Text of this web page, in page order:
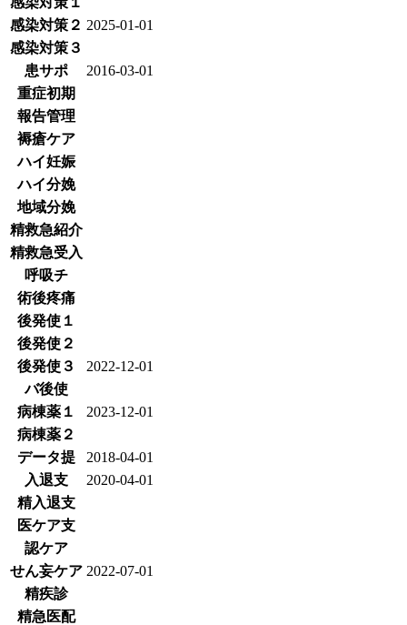
感染対策２ 2025-01-01
感染対策３
患サポ
2016-03-01
重症初期
報告管理
褥瘡ケア
ハイ妊娠
ハイ分娩
地域分娩
精救急紹介
精救急受入
呼吸チ
術後疼痛
後発使１
後発使２
後発使３
2022-12-01
バ後使
病棟薬１
2023-12-01
病棟薬２
データ提
2018-04-01
入退支
2020-04-01
精入退支
医ケア支
認ケア
せん妄ケア 2022-07-01
精疾診
精急医配